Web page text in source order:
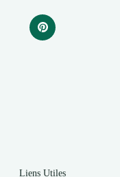
Liens Utiles